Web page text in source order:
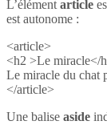
L’élément article
est autonome :
<article>
<h2 >Le miracle</
Le miracle du chat
</article>
Une balise aside